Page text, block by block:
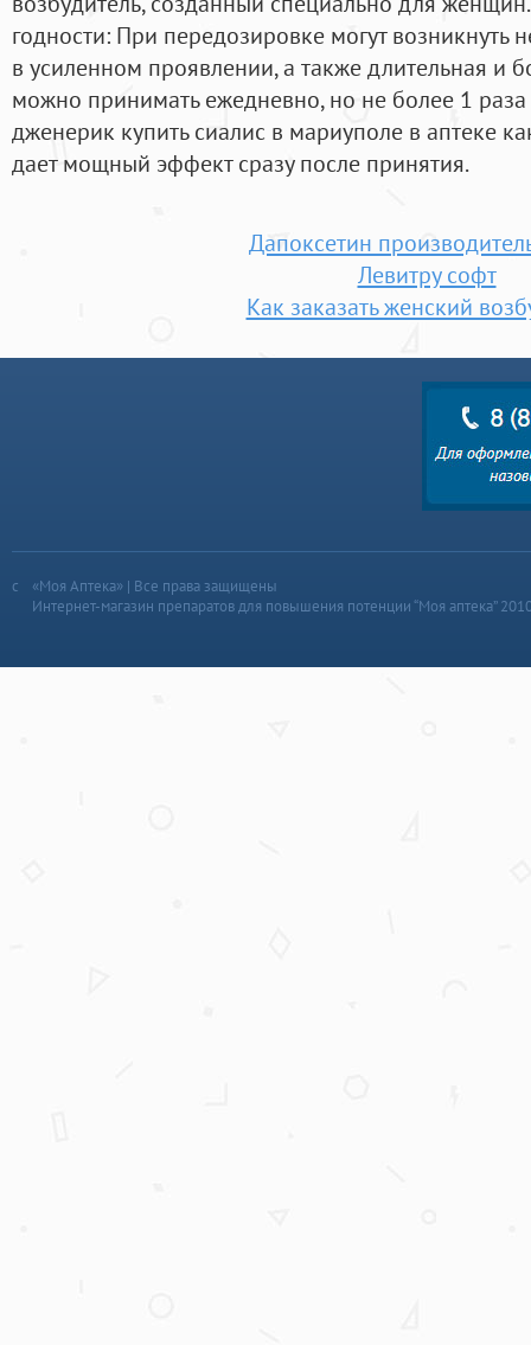
годности: При передозировке могут
в усиленном проявлении, а также длительная и
можно принимать ежедневно, но не более 1 раза
дженерик купить сиалис в мариуполе в аптеке
дает мощный эффект сразу после принятия.
Дапоксетин
Левитру софт
Как заказать женский
«Моя Аптека» | Все права защищены
Интернет-магазин препаратов для повышения потенции “Моя аптека”